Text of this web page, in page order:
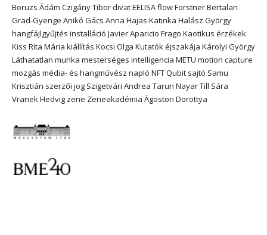
Boruzs Ádám Czigány TibordivatEELISAflowForstner Bertalan
Grad-Gyenge Anikó Gács Anna Hajas Katinka Halász György
hangfájlgyűjtés installáció Javier Aparicio Frago Kaotikus érzékek
Kiss Rita Mária kiállítás Kocsi Olga Kutatók éjszakája Károlyi György
Láthatatlan munka mesterséges intelligencia METU motion capture
mozgás média- és hangművész napló NFTQubit sajtó Samu
Krisztián szerzői jog Szigetvári Andrea Tarun NayarTill Sára
Vranek Hedvig zene Zeneakadémia Ágoston Dorottya